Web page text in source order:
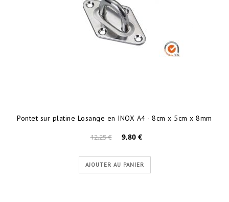
Pontet sur platine Losange en INOX A4 - 8cm x 5cm x 8mm
12,25 € 9,80 €
AJOUTER AU PANIER